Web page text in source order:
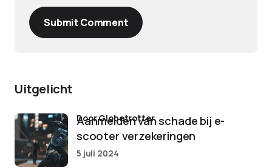
Submit Comment
Uitgelicht
Aanmelden van schade bij e-
scooter verzekeringen
door Globetrotter
5 juli 2024